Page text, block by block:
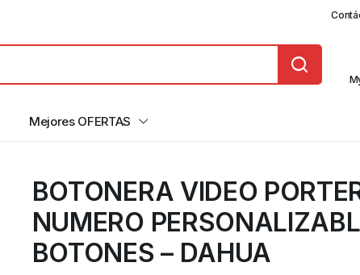
Mejores OFERTAS
BOTONERA VIDEO
NUMERO
BOTONES – DAHUA